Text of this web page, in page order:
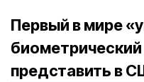
Первый в мире
биометрический
представить в